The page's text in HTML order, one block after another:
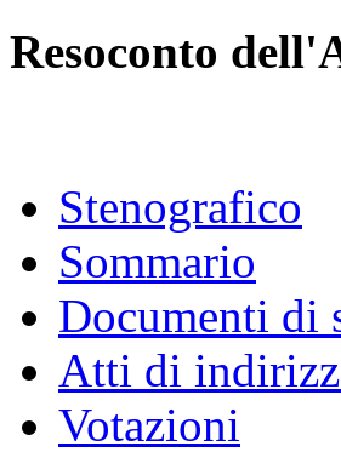
Resoconto
Stenografico
Sommario
Documenti di
Atti di
Votazioni